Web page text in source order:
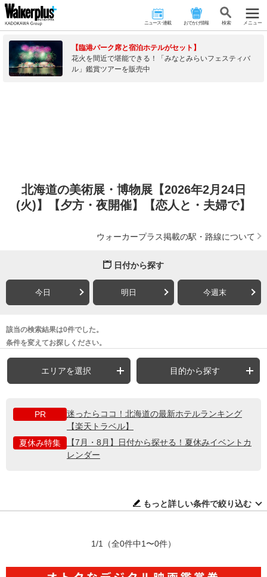
ニュース･連載 おでかけ情報 検 索 メニュー
【臨港パーク席と宿泊ホテルがセット】
花火を間近で堪能できる！「みなとみらいフェスティバ
ル」鑑賞ツアーを販売中
北海道の美術展・博物展【2026年2月24日
(火)】【夕方・夜開催】【恋人と・夫婦で】
ウォーカープラス掲載の駅・路線について
日付から探す
今日 明日 今週末
該当の検索結果は0件でした。
条件を変えてお探しください。
エリアを選択 目的から探す
PR
迷ったらココ！北海道の最新ホテルランキング
【楽天トラベル】
夏休み特集
【7月・8月】日付から探せる！夏休みイベントカ
レンダー
もっと詳しい条件で絞り込む
1/1 （全0件中1〜0件）